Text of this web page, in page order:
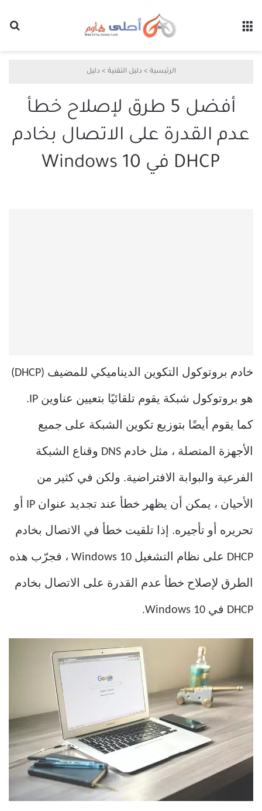
الرئيسية > دليل التقنية > دليل
أفضل 5 طرق لإصلاح خطأ
عدم القدرة على الاتصال بخادم
DHCP في Windows 10
خادم بروتوكول التكوين الديناميكي للمضيف (DHCP)
هو بروتوكول شبكة يقوم تلقائيًا بتعيين عناوين IP.
كما يقوم أيضًا بتوزيع تكوين الشبكة على جميع
الأجهزة المتصلة ، مثل خادم DNS وقناع الشبكة
الفرعية والبوابة الافتراضية. ولكن في كثير من
الأحيان ، يمكن أن يظهر خطأ عند تجديد عنوان IP أو
تحريره أو تأجيره. إذا تلقيت خطأ في الاتصال بخادم
DHCP على نظام التشغيل Windows 10 ، فجرّب هذه
الطرق لإصلاح خطأ عدم القدرة على الاتصال بخادم
DHCP في Windows 10.